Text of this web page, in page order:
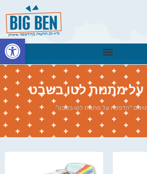
מתנות לטו בשבט
“הדפסה על מתנות לטו בשבט”